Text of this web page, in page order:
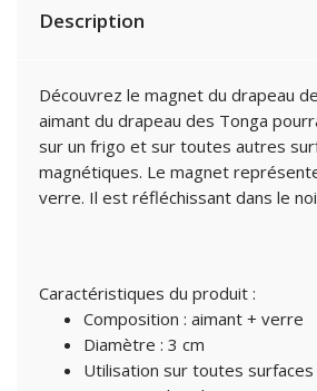
Description
Découvrez le magnet du drapeau
aimant du drapeau des Tonga
sur un frigo et sur toutes autres
magnétiques. Le magnet
verre. Il est réfléchissant dans le
Caractéristiques du produit :
Composition : aimant + verre
Diamètre : 3 cm
Utilisation sur toutes